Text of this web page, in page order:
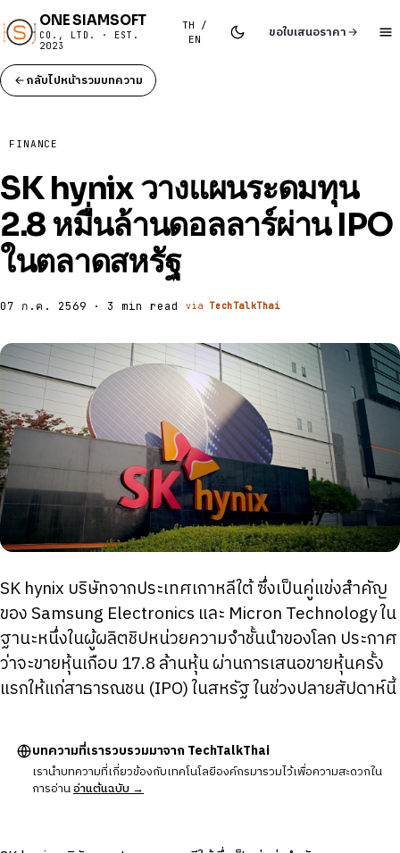
ONE SIAMSOFT
CO., LTD. · EST.
2023
TH /
EN
ขอใบเสนอราคา
กลับไปหน้ารวมบทความ
FINANCE
SK hynix วางแผนระดมทุน
2.8 หมื่นล้านดอลลาร์ผ่าน IPO
ในตลาดสหรัฐ
07 ก.ค. 2569 · 3 min read via TechTalkThai
SK hynix บริษัทจากประเทศเกาหลีใต้ ซึ่งเป็นคู่แข่งสำคัญ
ของ Samsung Electronics และ Micron Technology ใน
ฐานะหนึ่งในผู้ผลิตชิปหน่วยความจำชั้นนำของโลก ประกาศ
ว่าจะขายหุ้นเกือบ 17.8 ล้านหุ้น ผ่านการเสนอขายหุ้นครั้ง
แรกให้แก่สาธารณชน (IPO) ในสหรัฐ ในช่วงปลายสัปดาห์นี้
บทความที่เรารวบรวมมาจาก TechTalkThai
เรานำบทความที่เกี่ยวข้องกับเทคโนโลยีองค์กรมารวมไว้เพื่อความสะดวกใน
การอ่านอ่านต้นฉบับ →